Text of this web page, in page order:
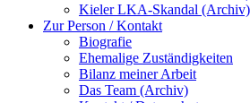
Kieler LKA-Skandal (Archiv)
Zur Person / Kontakt
Biografie
Ehemalige Zuständigkeiten
Bilanz meiner Arbeit
Das Team (Archiv)